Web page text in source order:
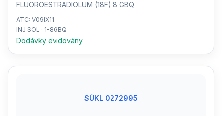
FLUOROESTRADIOLUM (18F) 8 GBQ
ATC: V09IX11
INJ SOL · 1-8GBQ
Dodávky evidovány
SÚKL 0272995